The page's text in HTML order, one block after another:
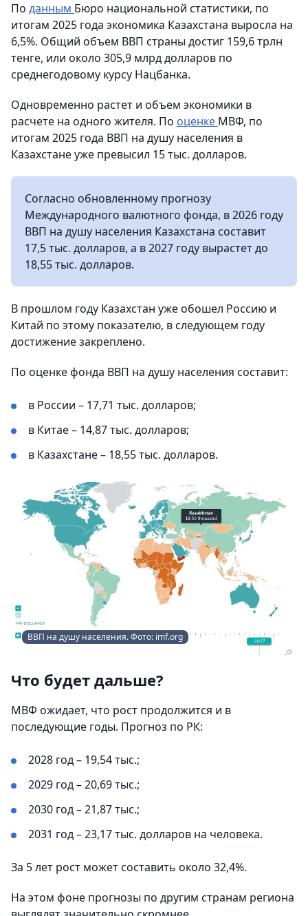
По данным Бюро национальной статистики, по
итогам 2025 года экономика Казахстана выросла на
6,5%. Общий объем ВВП страны достиг 159,6 трлн
тенге, или около 305,9 млрд долларов по
среднегодовому курсу Нацбанка.
Одновременно растет и объем экономики в
расчете на одного жителя. По оценке МВФ, по
итогам 2025 года ВВП на душу населения в
Казахстане уже превысил 15 тыс. долларов.
Согласно обновленному прогнозу
Международного валютного фонда, в 2026 году
ВВП на душу населения Казахстана составит
17,5 тыс. долларов, а в 2027 году вырастет до
18,55 тыс. долларов.
В прошлом году Казахстан уже обошел Россию и
Китай по этому показателю, в следующем году
достижение закреплено.
По оценке фонда ВВП на душу населения составит:
в России – 17,71 тыс. долларов;
в Китае – 14,87 тыс. долларов;
в Казахстане – 18,55 тыс. долларов.
ВВП на душу населения. Фото: imf.org
Что будет дальше?
МВФ ожидает, что рост продолжится и в
последующие годы. Прогноз по РК:
2028 год – 19,54 тыс.;
2029 год – 20,69 тыс.;
2030 год – 21,87 тыс.;
2031 год – 23,17 тыс. долларов на человека.
За 5 лет рост может составить около 32,4%.
На этом фоне прогнозы по другим странам региона